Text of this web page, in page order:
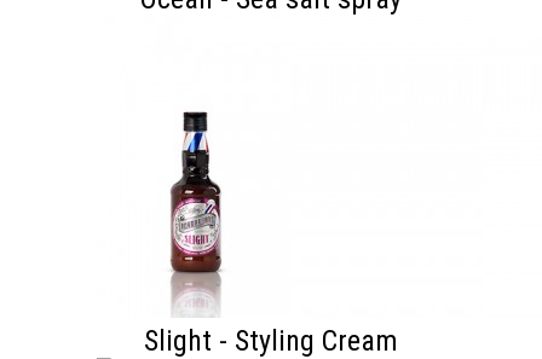
Slight - Styling Cream